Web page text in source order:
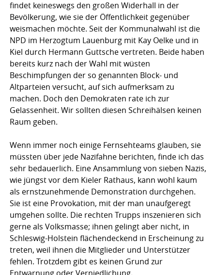
findet keineswegs den großen Widerhall in der
Bevölkerung, wie sie der Öffentlichkeit gegenüber
weismachen möchte. Seit der Kommunalwahl ist die
NPD im Herzogtum Lauenburg mit Kay Oelke und in
Kiel durch Hermann Guttsche vertreten. Beide haben
bereits kurz nach der Wahl mit wüsten
Beschimpfungen der so genannten Block- und
Altparteien versucht, auf sich aufmerksam zu
machen. Doch den Demokraten rate ich zur
Gelassenheit. Wir sollten diesen Schreihälsen keinen
Raum geben.
Wenn immer noch einige Fernsehteams glauben, sie
müssten über jede Nazifahne berichten, finde ich das
sehr bedauerlich. Eine Ansammlung von sieben Nazis,
wie jüngst vor dem Kieler Rathaus, kann wohl kaum
als ernstzunehmende Demonstration durchgehen.
Sie ist eine Provokation, mit der man unaufgeregt
umgehen sollte. Die rechten Trupps inszenieren sich
gerne als Volksmasse; ihnen gelingt aber nicht, in
Schleswig-Holstein flächendeckend in Erscheinung zu
treten, weil ihnen die Mitglieder und Unterstützer
fehlen. Trotzdem gibt es keinen Grund zur